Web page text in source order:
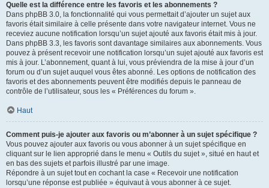
Quelle est la différence entre les favoris et les abonnements ?
Dans phpBB 3.0, la fonctionnalité qui vous permettait d’ajouter un sujet aux
favoris était similaire à celle présente dans votre navigateur internet. Vous ne
receviez aucune notification lorsqu’un sujet ajouté aux favoris était mis à jour.
Dans phpBB 3.3, les favoris sont davantage similaires aux abonnements. Vous
pouvez à présent recevoir une notification lorsqu’un sujet ajouté aux favoris est
mis à jour. L’abonnement, quant à lui, vous préviendra de la mise à jour d’un
forum ou d’un sujet auquel vous êtes abonné. Les options de notification des
favoris et des abonnements peuvent être modifiés depuis le panneau de
contrôle de l’utilisateur, sous les « Préférences du forum ».
Haut
Comment puis-je ajouter aux favoris ou m’abonner à un sujet spécifique ?
Vous pouvez ajouter aux favoris ou vous abonner à un sujet spécifique en
cliquant sur le lien approprié dans le menu « Outils du sujet », situé en haut et
en bas des sujets et parfois illustré par une image.
Répondre à un sujet tout en cochant la case « Recevoir une notification
lorsqu’une réponse est publiée » équivaut à vous abonner à ce sujet.